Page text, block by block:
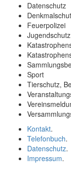
Datenschutz
Feuerpolizei
Jugendschutz
Sport
Tierschutz,
Kontakt.
Telefonbuch.
Datenschutz.
Impressum.